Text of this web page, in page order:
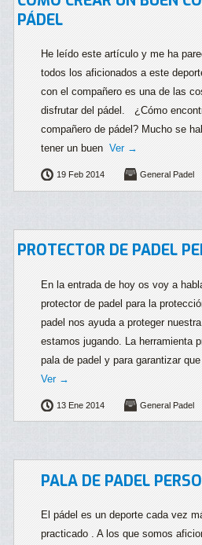
PÁDEL
He leído este artículo y me ha
todos los aficionados a este
con el compañero es una de las
disfrutar del pádel. ¿Cómo
compañero de pádel? Mucho se
tener un buen Ver →
19 Feb 2014 General Padel
PROTECTOR DE PADEL
En la entrada de hoy os voy a
protector de padel para la
padel nos ayuda a proteger
estamos jugando. La herramienta
pala de padel y para garantizar
Ver →
13 Ene 2014 General Padel
PALA DE PADEL
El pádel es un deporte cada vez
practicado . A los que somos